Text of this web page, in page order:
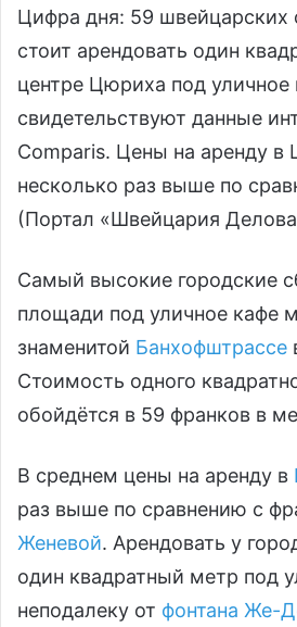
Цифра дня: 59 швейцарских
стоит арендовать один
центре Цюриха под уличное
свидетельствуют данные
Comparis. Цены на аренду в
несколько раз выше по
(Портал «Швейцария
Самый высокие городские
площади под уличное кафе
знаменитой Банхофштрассе
Стоимость одного
обойдётся в 59 франков в
В среднем цены на аренду в
раз выше по сравнению с
Женевой. Арендовать у
один квадратный метр под
неподалеку от фонтана Же-